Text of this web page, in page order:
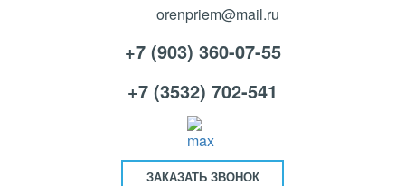
orenpriem@mail.ru
+7 (903) 360-07-55
+7 (3532) 702-541
ЗАКАЗАТЬ ЗВОНОК